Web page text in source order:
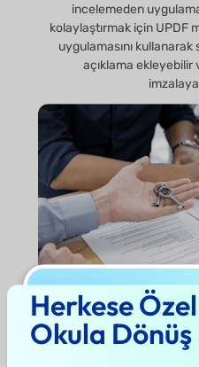
incelemeden
kolaylaştırmak için UPDF
uygulamasını
açıklama
Herkese Özel
Okula Dönüş